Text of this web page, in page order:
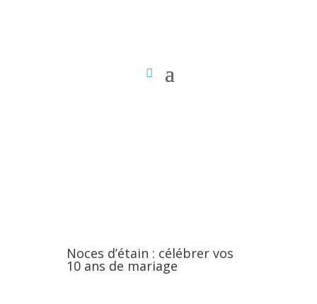
Noces d’étain : célébrer vos
10 ans de mariage